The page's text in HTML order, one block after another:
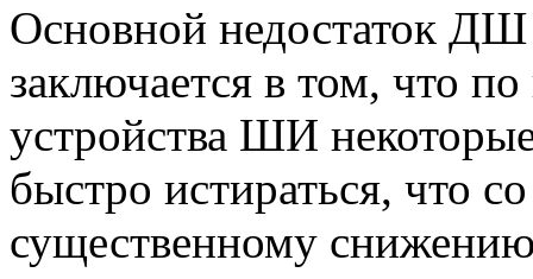
Основной недостаток
заключается в том, что
устройства ШИ
быстро истираться, что
существенному